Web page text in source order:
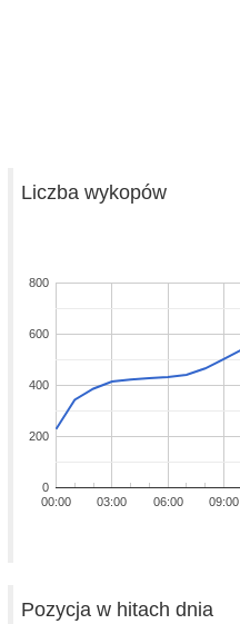
Liczba wykopów
00:00 03:00 06:00 09:00
0
200
400
600
800
Pozycja w hitach dnia